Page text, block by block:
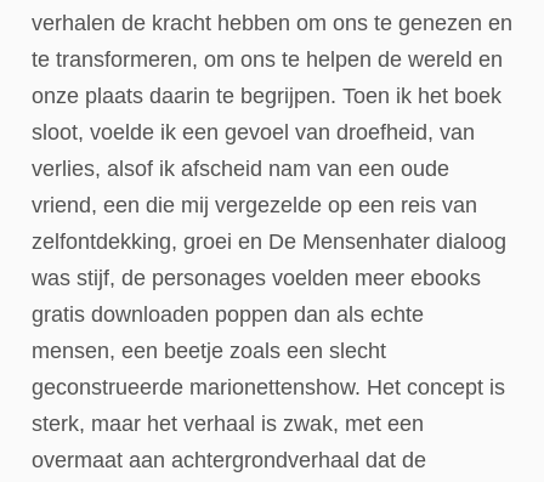
verhalen de kracht hebben om ons te genezen en
te transformeren, om ons te helpen de wereld en
onze plaats daarin te begrijpen. Toen ik het boek
sloot, voelde ik een gevoel van droefheid, van
verlies, alsof ik afscheid nam van een oude
vriend, een die mij vergezelde op een reis van
zelfontdekking, groei en De Mensenhater dialoog
was stijf, de personages voelden meer ebooks
gratis downloaden poppen dan als echte
mensen, een beetje zoals een slecht
geconstrueerde marionettenshow. Het concept is
sterk, maar het verhaal is zwak, met een
overmaat aan achtergrondverhaal dat de